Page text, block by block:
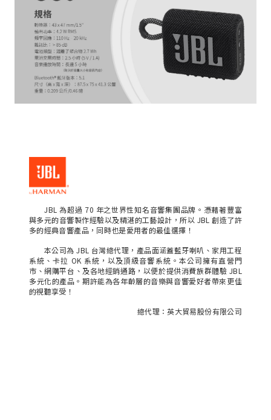
JBL 為超過 70 年之世界性知名音響集團品牌。憑藉著豐富
與多元的音響製作經驗以及精湛的工藝設計，所以 JBL 創造了許
多的經典音響產品，同時也是愛用者的最佳選擇！
本公司為 JBL 台灣總代理，產品面涵蓋藍牙喇叭、家用工程
系統、卡拉 OK 系統，以及頂級音響系統。本公司擁有直營門
市、網購平台、及各地經銷通路，以便於提供消費族群體驗 JBL
多元化的產品。期許能為各年齡層的音樂與音響愛好者帶來更佳
的視聽享受！
總代理：英大貿易股份有限公司